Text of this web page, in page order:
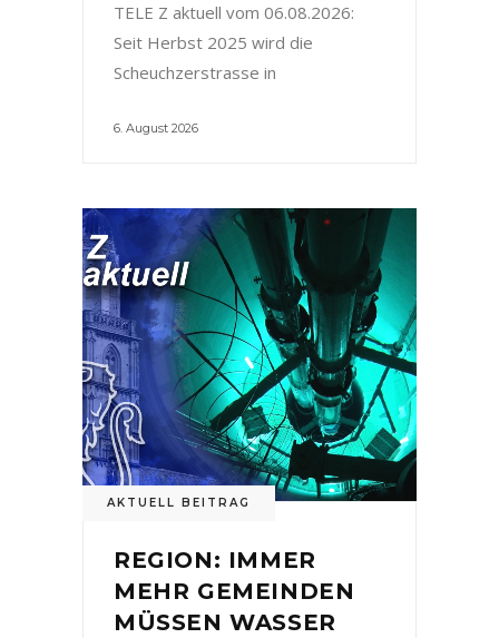
TELE Z aktuell vom 06.08.2026:
Seit Herbst 2025 wird die
Scheuchzerstrasse in
6. August 2026
AKTUELL BEITRAG
REGION: IMMER
MEHR GEMEINDEN
MÜSSEN WASSER